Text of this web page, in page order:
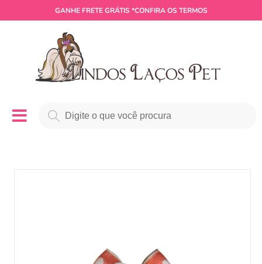
GANHE FRETE GRÁTIS *CONFIRA OS TERMOS